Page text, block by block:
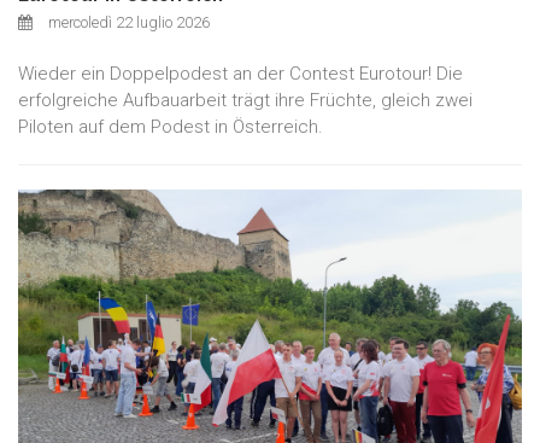
mercoledì 22 luglio 2026
Wieder ein Doppelpodest an der Contest Eurotour! Die
erfolgreiche Aufbauarbeit trägt ihre Früchte, gleich zwei
Piloten auf dem Podest in Österreich.